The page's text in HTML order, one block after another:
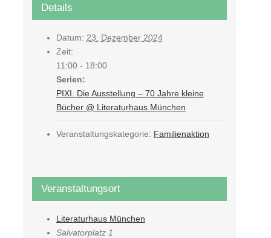
Details
Datum: 23. Dezember 2024
Zeit:
11:00 - 18:00
Serien:
PIXI. Die Ausstellung – 70 Jahre kleine
Bücher @ Literaturhaus München
Veranstaltungskategorie: Familienaktion
Veranstaltungsort
Literaturhaus München
Salvatorplatz 1